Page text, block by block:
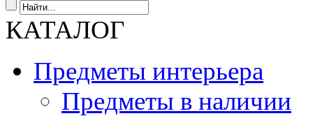
КАТАЛОГ
Предметы интерьера
Предметы в наличии